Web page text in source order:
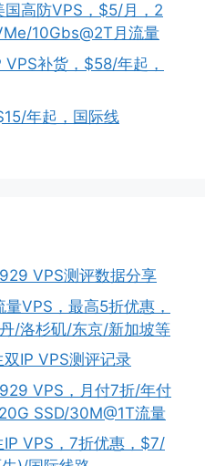
高防VPS，$5/月，2
10Gbs@2T月流量
补货，$58/年起，
年起，国际线
VPS测评数据分享
VPS，最高5折优惠，
/洛杉矶/东京/新加坡等
IP VPS测评记录
VPS，月付7折/年付
SSD/30M@1T流量
VPS，7折优惠，$7/